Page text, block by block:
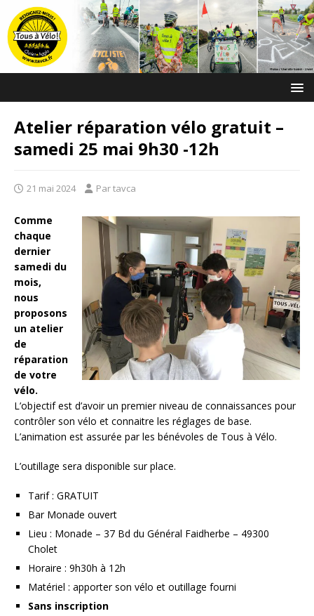
Atelier réparation vélo gratuit –
samedi 25 mai 9h30 -12h
21 mai 2024 Par tavca
Comme
chaque
dernier
samedi du
mois,
nous
proposons
un atelier
de
réparation
de votre
vélo.
L’objectif est d’avoir un premier niveau de connaissances pour
contrôler son vélo et connaitre les réglages de base.
L’animation est assurée par les bénévoles de Tous à Vélo.
L’outillage sera disponible sur place.
Tarif : GRATUIT
Bar Monade ouvert
Lieu : Monade – 37 Bd du Général Faidherbe – 49300
Cholet
Horaire : 9h30h à 12h
Matériel : apporter son vélo et outillage fourni
Sans inscription